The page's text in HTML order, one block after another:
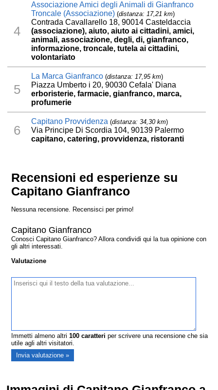
4
Associazione Amici degli Animali di Gianfranco
Troncale (Associazione) (distanza: 17,21 km)
Contrada Cavallarello 18, 90014 Casteldaccia
(associazione), aiuto, aiuto ai cittadini, amici,
animali, associazione, degli, di, gianfranco,
informazione, troncale, tutela ai cittadini,
volontariato
5
La Marca Gianfranco (distanza: 17,95 km)
Piazza Umberto i 20, 90030 Cefala' Diana
erboristerie, farmacie, gianfranco, marca,
profumerie
6
Capitano Provvidenza (distanza: 34,30 km)
Via Principe Di Scordia 104, 90139 Palermo
capitano, catering, provvidenza, ristoranti
Recensioni ed esperienze su
Capitano Gianfranco
Nessuna recensione. Recensisci per primo!
Capitano Gianfranco
Conosci Capitano Gianfranco? Allora condividi qui la tua opinione con
gli altri interessati.
Valutazione
Immetti almeno altri100 caratteri per scrivere una recensione che sia
utile agli altri visitatori.